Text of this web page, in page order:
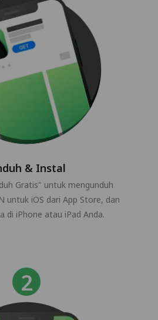
& Instal
Gratis" untuk mengunduh
untuk iOS dari App Store, dan
di iPhone atau iPad Anda.